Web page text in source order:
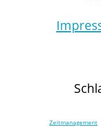
Zeitmanagement